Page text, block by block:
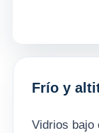
Frío y
Vidrios bajo